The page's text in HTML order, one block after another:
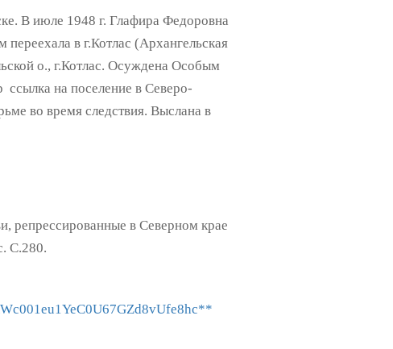
В июле 1948 г. Глафира Федоровна
в г.Котлас (Архангельская
о., г.Котлас. Осуждена Особым
на поселение в Северо-
во время следствия. Выслана в
репрессированные в Северном крае
С.280.